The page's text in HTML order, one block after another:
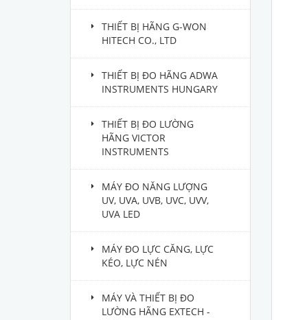
THIẾT BỊ HÃNG G-WON
HITECH CO., LTD
THIẾT BỊ ĐO HÃNG ADWA
INSTRUMENTS HUNGARY
THIẾT BỊ ĐO LƯỜNG
HÃNG VICTOR
INSTRUMENTS
MÁY ĐO NĂNG LƯỢNG
UV, UVA, UVB, UVC, UVV,
UVA LED
MÁY ĐO LỰC CĂNG, LỰC
KÉO, LỰC NÉN
MÁY VÀ THIẾT BỊ ĐO
LƯỜNG HÃNG EXTECH -